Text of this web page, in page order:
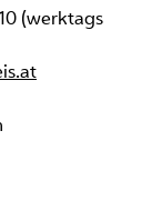
(werktags